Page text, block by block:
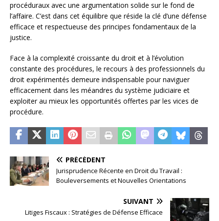
procéduraux avec une argumentation solide sur le fond de
l’affaire. C’est dans cet équilibre que réside la clé d’une défense
efficace et respectueuse des principes fondamentaux de la
justice.
Face à la complexité croissante du droit et à l’évolution
constante des procédures, le recours à des professionnels du
droit expérimentés demeure indispensable pour naviguer
efficacement dans les méandres du système judiciaire et
exploiter au mieux les opportunités offertes par les vices de
procédure.
PRÉCÉDENT
Jurisprudence Récente en Droit du Travail :
Bouleversements et Nouvelles Orientations
SUIVANT
Litiges Fiscaux : Stratégies de Défense Efficace